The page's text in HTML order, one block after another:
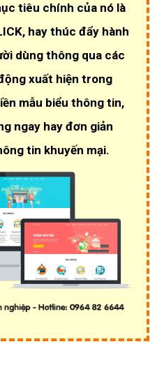
tiêu chính của nó là
, hay thúc đẩy hành
dùng thông qua các
xuất hiện trong
mẫu biểu thông tin,
ngay hay đơn giản
tin khuyến mại.